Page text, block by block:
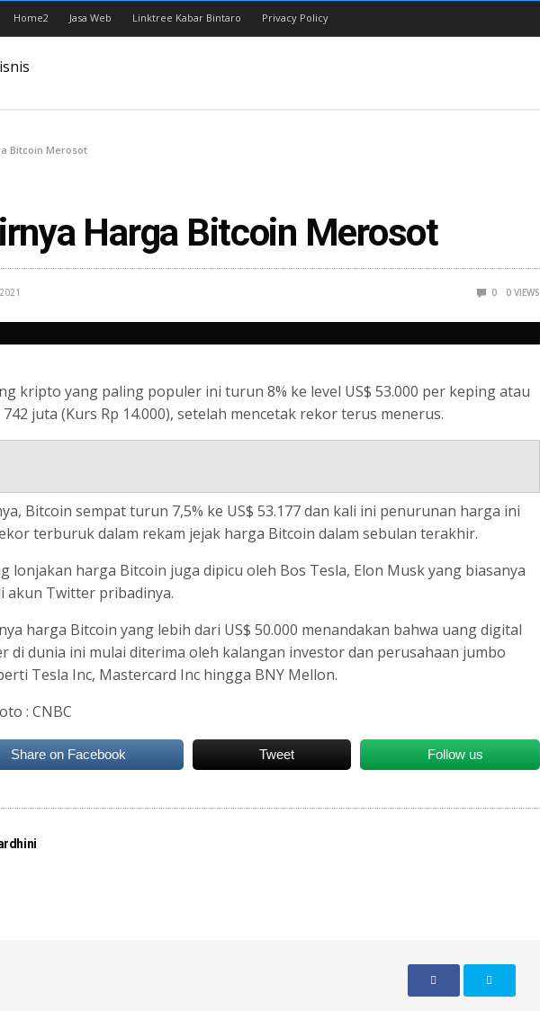
Home2 Jasa Web Linktree Kabar Bintaro Privacy Policy
Bitcoin Merosot
Harga Bitcoin Merosot
0 0 VIEWS
kripto yang paling populer ini turun 8% ke level US$ 53.000 per keping atau
juta (Kurs Rp 14.000), setelah mencetak rekor terus menerus.
Bitcoin sempat turun 7,5% ke US$ 53.177 dan kali ini penurunan harga ini
terburuk dalam rekam jejak harga Bitcoin dalam sebulan terakhir.
lonjakan harga Bitcoin juga dipicu oleh Bos Tesla, Elon Musk yang biasanya
akun Twitter pribadinya.
harga Bitcoin yang lebih dari US$ 50.000 menandakan bahwa uang digital
di dunia ini mulai diterima oleh kalangan investor dan perusahaan jumbo
Tesla Inc, Mastercard Inc hingga BNY Mellon.
: CNBC
Share on Facebook Tweet Follow us